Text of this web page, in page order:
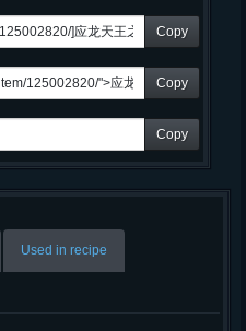
Copy
Copy
Copy
Used in recipe